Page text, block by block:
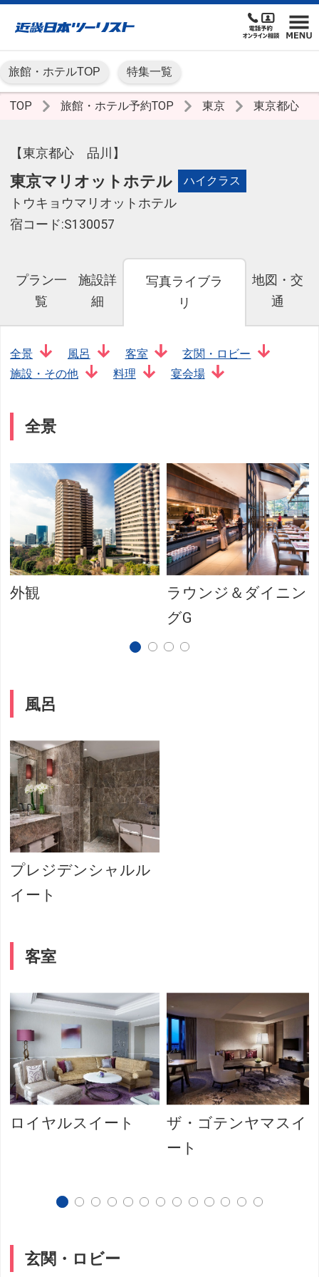
旅館・ホテルTOP 特集一覧
TOP 旅館・ホテル予約TOP 東京 東京都心
【東京都心 品川】
東京マリオットホテル ハイクラス
トウキョウマリオットホテル
宿コード:S130057
プラン一
覧
施設詳
細
写真ライブラ
リ
地図・交
通
全景 風呂 客室
玄関・ロビー
施設・その他
料理 宴会場
全景
外観
ラウンジ＆ダイニン
グG
風呂
プレジデンシャルル
イート
客室
ロイヤルスイート
ザ・ゴテンヤマスイ
ート
玄関・ロビー